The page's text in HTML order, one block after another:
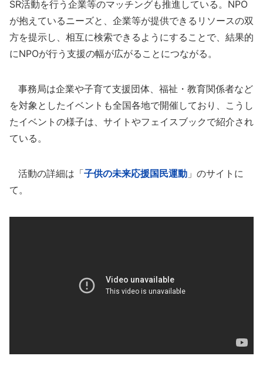
SR活動を行う企業等のマッチングも推進している。NPO
が抱えているニーズと、企業等が提供できるリソースの双
方を提示し、相互に検索できるようにすることで、結果的
にNPOが行う支援の幅が広がることにつながる。
事務局は企業や子育て支援団体、福祉・教育関係者など
を対象としたイベントも全国各地で開催しており、こうし
たイベントの様子は、サイトやフェイスブックで紹介され
ている。
活動の詳細は「子供の未来応援国民運動 」のサイトに
て。